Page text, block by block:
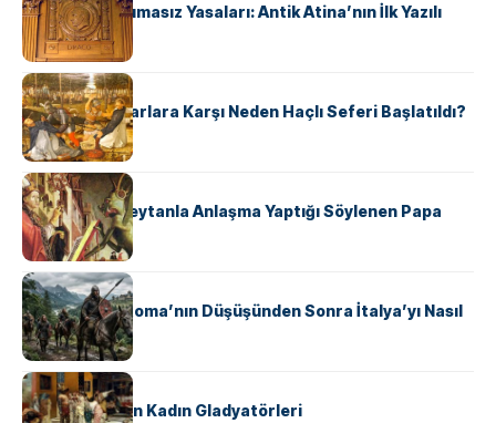
Draco’nun Acımasız Yasaları: Antik Atina’nın İlk Yazılı
Hukuk Kodu
KÜLTÜR
Avrupalı ​​Katharlara Karşı Neden Haçlı Seferi Başlatıldı?
KÜLTÜR
II. Silvester: Şeytanla Anlaşma Yaptığı Söylenen Papa
KÜLTÜR
Ostrogotlar Roma’nın Düşüşünden Sonra İtalya’yı Nasıl
Ele Geçirdi?
KÜLTÜR
Antik Roma’nın Kadın Gladyatörleri